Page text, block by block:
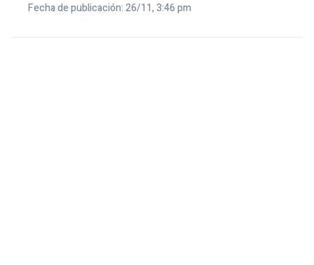
Fecha de publicación: 26/11, 3:46 pm